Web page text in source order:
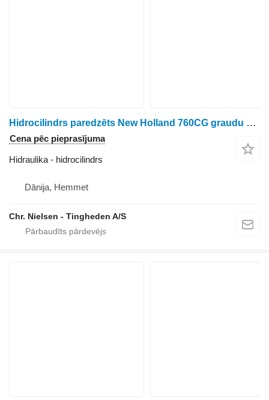
Hidrocilindrs paredzēts New Holland 760CG graudu hedera
Cena pēc pieprasījuma
Hidraulika - hidrocilindrs
Dānija, Hemmet
Chr. Nielsen - Tingheden A/S